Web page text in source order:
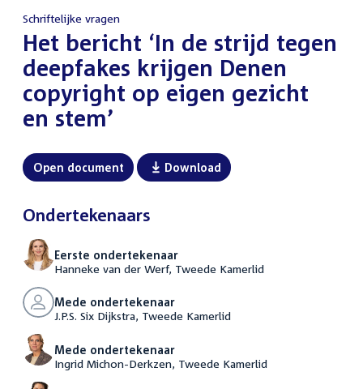
Schriftelijke vragen
:Het bericht ‘In de strijd tegen
deepfakes krijgen Denen
copyright op eigen gezicht
en stem’
Open document Download
Ondertekenaars
Eerste ondertekenaar
Hanneke van der Werf, Tweede Kamerlid
Mede ondertekenaar
J.P.S. Six Dijkstra, Tweede Kamerlid
Mede ondertekenaar
Ingrid Michon-Derkzen, Tweede Kamerlid